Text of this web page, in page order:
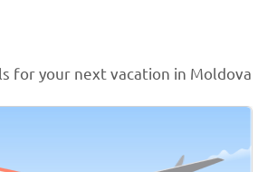
for your next vacation in Moldova